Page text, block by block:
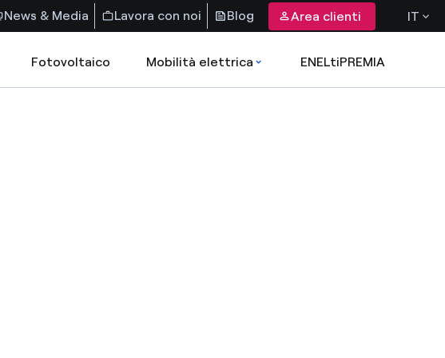
News & Media Lavora con noi Blog Area clienti IT
Fotovoltaico Mobilità elettrica ENELtiPREMIA